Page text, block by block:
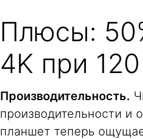
Плюсы:
4K при
Производительность.
производительности и
планшет теперь